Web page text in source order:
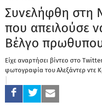
Συνελήφθη στη
που απειλούσε
Βέλγο
Είχε αναρτήσει βίντεο στο
φωτογραφία του Αλεξάντερ ντε